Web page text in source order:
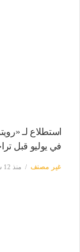
في يوليو قبل
غير مصنف منذ 12 ساعة